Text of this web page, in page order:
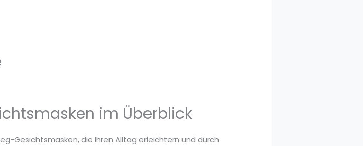
im Überblick
Gesichtsmasken, die Ihren Alltag erleichtern und durch